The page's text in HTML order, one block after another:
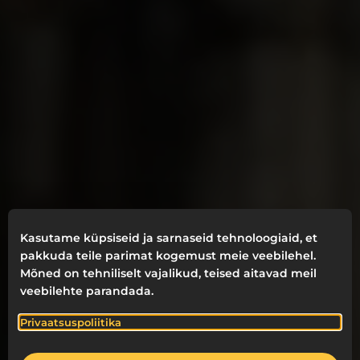
IGAÜKS VÄÄRIB ÕNNELIKKU
Kasutame küpsiseid ja sarnaseid tehnoloogiaid, et
pakkuda teile parimat kogemust meie veebilehel.
Mõned on tehniliselt vajalikud, teised aitavad meil
veebilehte parandada.
Privaatsuspoliitika